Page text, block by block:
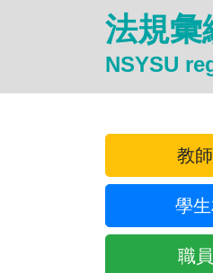
法規彙
NSYSU
教
學
職